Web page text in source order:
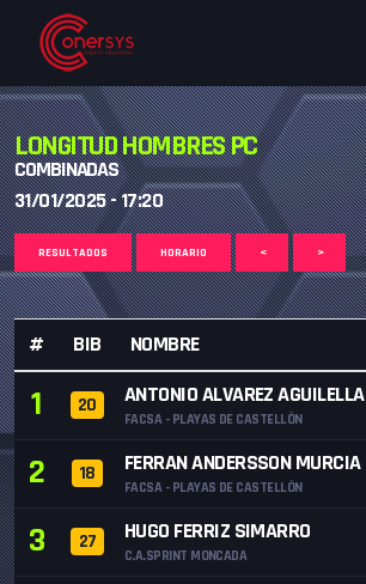
LONGITUD HOMBRES PC
COMBINADAS
31/01/2025 - 17:20
RESULTADOS HORARIO < >
# BIB NOMBRE
1 20 ANTONIO ALVAREZ AGUILELLA
FACSA - PLAYAS DE CASTELLÓN
2 18 FERRAN ANDERSSON MURCIA
FACSA - PLAYAS DE CASTELLÓN
3 27 HUGO FERRIZ SIMARRO
C.A.SPRINT MONCADA